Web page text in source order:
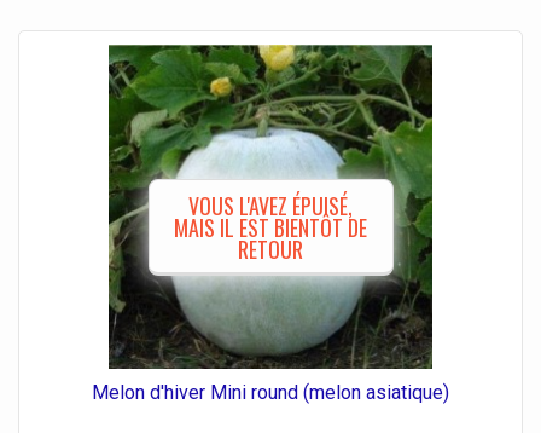
VOUS L'AVEZ ÉPUISÉ,
MAIS IL EST BIENTÔT DE
RETOUR
Melon d'hiver Mini round (melon asiatique)